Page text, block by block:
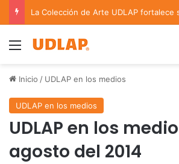
Menu
Inicio / UDLAP en los medios
UDLAP en los medios
UDLAP en los
agosto del 2014